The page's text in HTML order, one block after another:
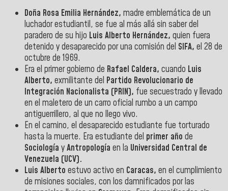
Doña Rosa Emilia Hernández, madre emblemática de un
luchador estudiantil, se fue al más allá sin saber del
paradero de su hijo Luis Alberto Hernández, quien fuera
detenido y desaparecido por una comisión del SIFA, el 28 de
octubre de 1969.
Era el primer gobierno de Rafael Caldera, cuando Luis
Alberto, exmilitante del Partido Revolucionario de
Integración Nacionalista (PRIN), fue secuestrado y llevado
en el maletero de un carro oficial rumbo a un campo
antiguerrillero, al que no llego vivo.
En el camino, el desaparecido estudiante fue torturado
hasta la muerte. Era estudiante del primer año de
Sociología yAntropología en la Universidad Central de
Venezuela (UCV).
Luis Alberto estuvo activo en Caracas, en el cumplimiento
de misiones sociales, con los damnificados por las